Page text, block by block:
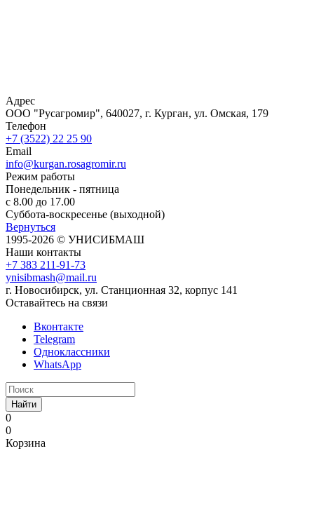
Адрес
ООО "Русагромир", 640027, г. Курган, ул. Омская, 179
Телефон
+7 (3522) 22 25 90
Email
info@kurgan.rosagromir.ru
Режим работы
Понедельник - пятница
с 8.00 до 17.00
Суббота-воскресенье (выходной)
Вернуться
1995-2026 © УНИСИБМАШ
Наши контакты
+7 383 211-91-73
ynisibmash@mail.ru
г. Новосибирск, ул. Станционная 32, корпус 141
Оставайтесь на связи
Вконтакте
Telegram
Одноклассники
WhatsApp
Найти
0
0
Корзина